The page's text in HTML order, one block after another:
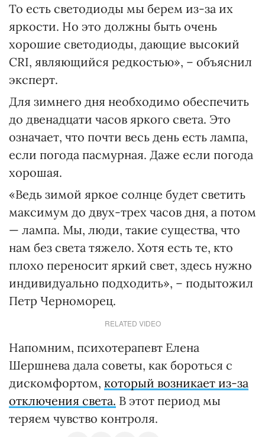
То есть светодиоды мы берем из-за их
яркости. Но это должны быть очень
хорошие светодиоды, дающие высокий
CRI, являющийся редкостью», – объяснил
эксперт.
Для зимнего дня необходимо обеспечить
до двенадцати часов яркого света. Это
означает, что почти весь день есть лампа,
если погода пасмурная. Даже если погода
хорошая.
«Ведь зимой яркое солнце будет светить
максимум до двух-трех часов дня, а потом
— лампа. Мы, люди, такие существа, что
нам без света тяжело. Хотя есть те, кто
плохо переносит яркий свет, здесь нужно
индивидуально подходить», – подытожил
Петр Черноморец.
RELATED VIDEO
Напомним, психотерапевт Елена
Шершнева дала советы, как бороться с
дискомфортом, который возникает из-за
отключения света. В этот период мы
теряем чувство контроля.